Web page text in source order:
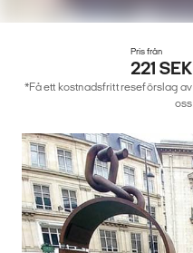
Pris från
221 SEK
*Få ett kostnadsfritt reseförslag av
oss